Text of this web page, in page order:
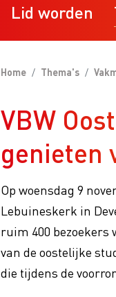
Lid worden
Personeel
Promotie
Vakmanschap
Home Thema's
VBW
genieten
Op woensdag 9
Lebuineskerk in
ruim 400 bezoekers
van de oostelijke
die tijdens de